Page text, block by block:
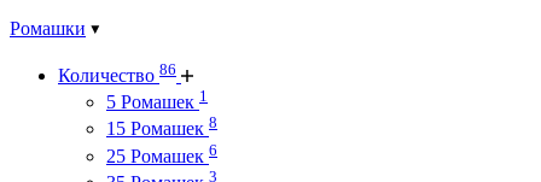
Ромашки
Количество 86
5 Ромашек 1
15 Ромашек 8
25 Ромашек 6
3